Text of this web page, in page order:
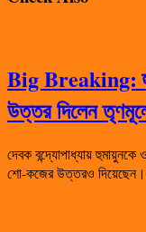
Big Breaking:
উত্তর দিলেন
দেবক বন্দ্যোপাধ্যায়
শো-কজের উত্তরও